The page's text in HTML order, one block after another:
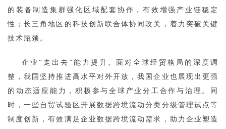
的装备制造集群强化区域配套协作，有效增强产业链稳定
性；长三角地区的科技创新联合体协同攻关，着力突破关键
技术瓶颈。
企业“走出去”能力提升。面对全球经贸格局的深度调
整，我国坚持推进高水平对外开放，我国企业也展现出更强
的动态适应能力，积极参与全球产业分工合作与治理。同
时，一些自贸试验区开展数据跨境流动分类分级管理试点等
制度创新，有效满足企业数据跨境流动需求，助力企业塑造